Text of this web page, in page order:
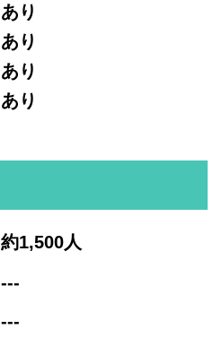
あり
あり
あり
あり
約1,500人
---
---